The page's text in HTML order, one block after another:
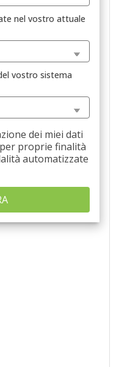
nel vostro attuale
vostro sistema
dei miei dati
proprie finalità
automatizzate